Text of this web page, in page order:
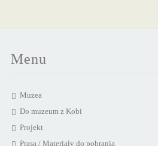
Menu
Muzea
Do muzeum z Kobi
Projekt
Prasa / Materiały do pobrania